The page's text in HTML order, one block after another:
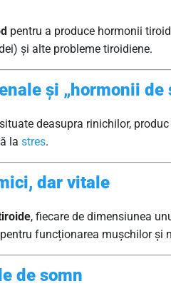
pentru a produce hormonii
și alte probleme tiroidiene.
și „hormonii de
deasupra rinichilor,
la stres.
dar vitale
, fiecare de dimensiunea
funcționarea mușchilor și
de somn